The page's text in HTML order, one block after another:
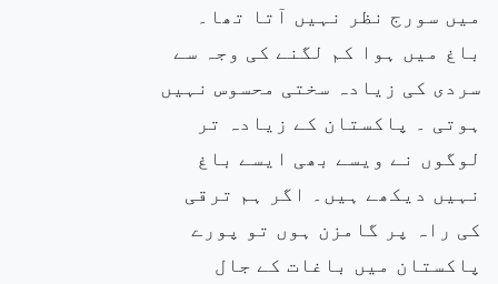
میں سورج نظر نہیں آتا تھا۔
باغ میں ہوا کم لگنے کی وجہ سے
سردی کی زیادہ سختی محسوس نہیں
ہوتی ۔ پاکستان کے زیادہ تر
لوگوں نے ویسے بھی ایسے باغ
نہیں دیکھے ہیں۔ اگر ہم ترقی
کی راہ پر گامزن ہوں تو پورے
پاکستان میں باغات کے جال